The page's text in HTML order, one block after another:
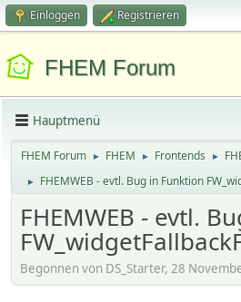
Einloggen Registrieren
FHEM Forum
Hauptmenü
FHEM Forum ► FHEM ► Frontends ►
► FHEMWEB - evtl. Bug in Funktion
FHEMWEB - evtl.
Begonnen von DS_Starter, 28